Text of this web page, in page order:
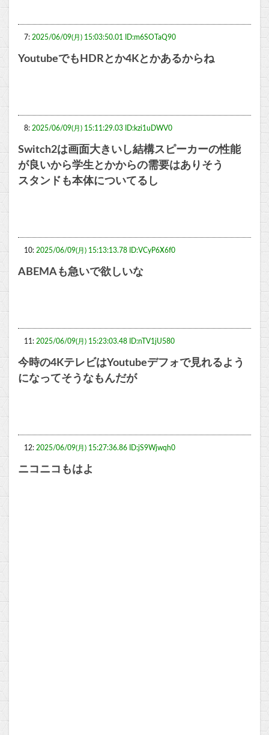
7: 2025/06/09(月) 15:03:50.01 ID:m6SOTaQ90
YoutubeでもHDRとか4Kとかあるからね
8: 2025/06/09(月) 15:11:29.03 ID:kzi1uDWV0
Switch2は画面大きいし結構スピーカーの性能
が良いから学生とかからの需要はありそう
スタンドも本体についてるし
10: 2025/06/09(月) 15:13:13.78 ID:VCyP6X6f0
ABEMAも急いで欲しいな
11: 2025/06/09(月) 15:23:03.48 ID:nTV1jU580
今時の4KテレビはYoutubeデフォで見れるよう
になってそうなもんだが
12: 2025/06/09(月) 15:27:36.86 ID:jS9Wjwqh0
ニコニコもはよ